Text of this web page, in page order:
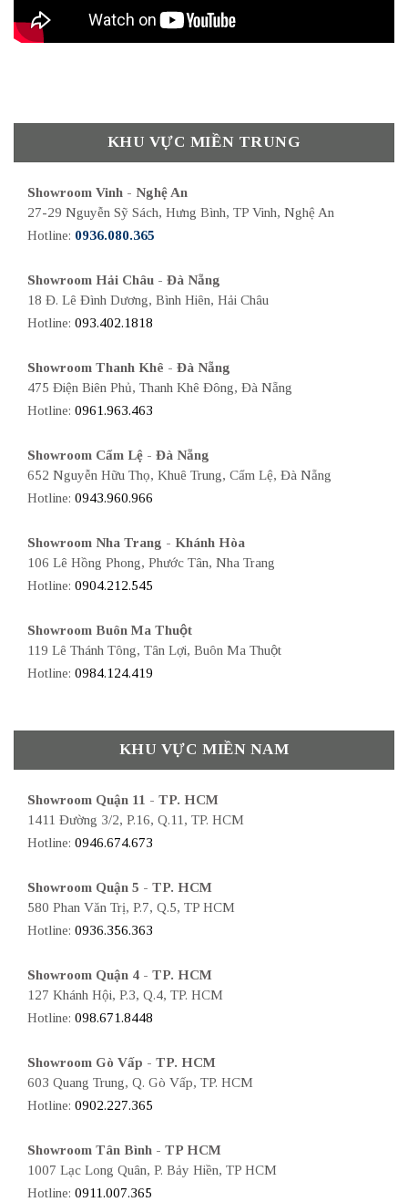
KHU VỰC MIỀN TRUNG
Showroom Vinh - Nghệ An
27-29 Nguyễn Sỹ Sách, Hưng Bình, TP Vinh, Nghệ An
Hotline: 0936.080.365
Showroom Hải Châu - Đà Nẵng
18 Đ. Lê Đình Dương, Bình Hiên, Hải Châu
Hotline: 093.402.1818
Showroom Thanh Khê - Đà Nẵng
475 Điện Biên Phủ, Thanh Khê Đông, Đà Nẵng
Hotline: 0961.963.463
Showroom Cẩm Lệ - Đà Nẵng
652 Nguyễn Hữu Thọ, Khuê Trung, Cẩm Lệ, Đà Nẵng
Hotline: 0943.960.966
Showroom Nha Trang - Khánh Hòa
106 Lê Hồng Phong, Phước Tân, Nha Trang
Hotline: 0904.212.545
Showroom Buôn Ma Thuột
119 Lê Thánh Tông, Tân Lợi, Buôn Ma Thuột
Hotline: 0984.124.419
KHU VỰC MIỀN NAM
Showroom Quận 11 - TP. HCM
1411 Đường 3/2, P.16, Q.11, TP. HCM
Hotline: 0946.674.673
Showroom Quận 5 - TP. HCM
580 Phan Văn Trị, P.7, Q.5, TP HCM
Hotline: 0936.356.363
Showroom Quận 4 - TP. HCM
127 Khánh Hội, P.3, Q.4, TP. HCM
Hotline: 098.671.8448
Showroom Gò Vấp - TP. HCM
603 Quang Trung, Q. Gò Vấp, TP. HCM
Hotline: 0902.227.365
Showroom Tân Bình - TP HCM
1007 Lạc Long Quân, P. Bảy Hiền, TP HCM
Hotline: 0911.007.365